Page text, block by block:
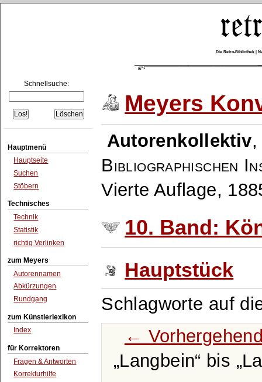
Die Retro-Bibliothek |
Schnellsuche:
Hauptmenü
Hauptseite
Suchen
Stöbern
Technisches
Technik
Statistik
richtig Verlinken
zum Meyers
Autorennamen
Abkürzungen
Rundgang
zum Künstlerlexikon
Index
für Korrektoren
Fragen & Antworten
Korrekturhilfe
Meyers
Autorenkollektiv
Bibliographischen
Vierte Auflage,
10. Band:
Hauptstück
Schlagworte auf
←
Langbein
bis